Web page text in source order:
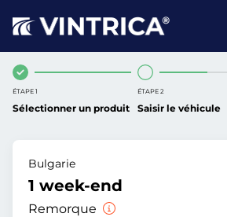
ÉTAPE 1
Sélectionner un produit
ÉTAPE 2
Saisir le véhicule
Bulgarie
1 week-end
Remorque